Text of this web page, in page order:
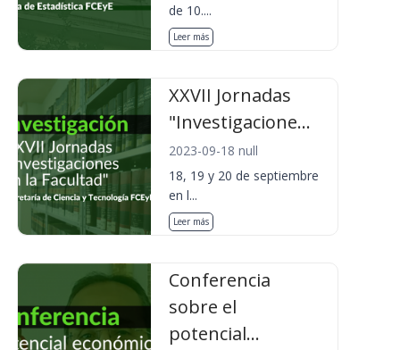
de 10....
Leer más
XXVII Jornadas
"Investigacione...
2023-09-18 null
18, 19 y 20 de septiembre
en l...
Leer más
Conferencia
sobre el
potencial...